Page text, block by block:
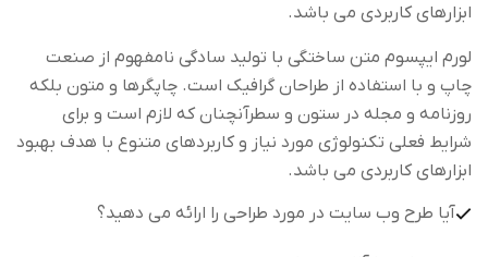
ابزارهای کاربردی می باشد.
لورم ایپسوم متن ساختگی با تولید سادگی نامفهوم از صنعت
چاپ و با استفاده از طراحان گرافیک است. چاپگرها و متون بلکه
روزنامه و مجله در ستون و سطرآنچنان که لازم است و برای
شرایط فعلی تکنولوژی مورد نیاز و کاربردهای متنوع با هدف بهبود
ابزارهای کاربردی می باشد.
آیا طرح وب سایت در مورد طراحی را ارائه می دهید؟